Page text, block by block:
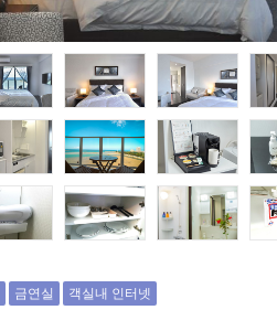
금연실 객실내 인터넷